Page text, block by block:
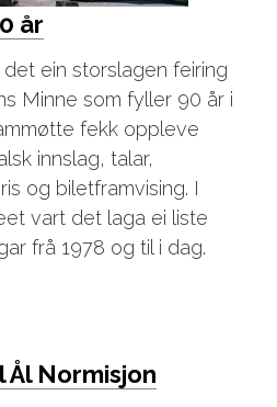
år
ein storslagen feiring
Minne som fyller 90 år i
fekk oppleve
innslag, talar,
og biletframvising. I
vart det laga ei liste
frå 1978 og til i dag.
Ål Normisjon